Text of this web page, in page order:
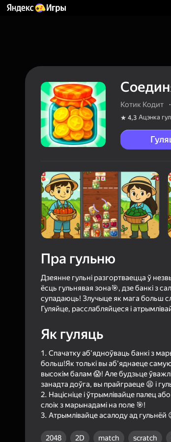
Котик Кодит ·
4,3 Ацэнка
Пра гульню
Дзеянне гульні разгортваецца ў
ёсць гульнявая зона🎯, дзе банкі з
супадаюць! Злучыце як мага больш
Гуляйце, расслабляйцеся і
Як гуляць
1. Спачатку аб'ядноўваць банкі з
больш!Як толькі вы аб'яднаеце самую
высокім балам 😱! Але будзьце
занадта доўга, вы прайграеце 😫 і
2. Націсніце і ўтрымлівайце палец
слоік з марынадамі на поле 🎯!
3. Атрымлівайце асалоду ад гульнёй
2048 2D match scratch